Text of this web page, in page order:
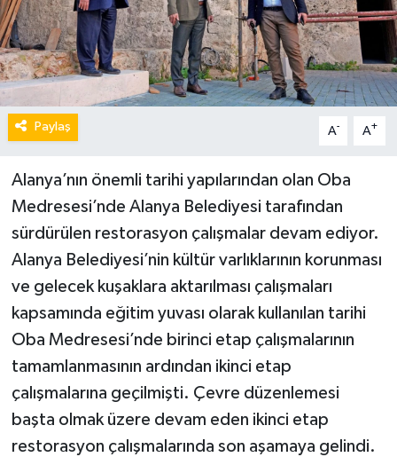
Paylaş A- A+
Alanya’nın önemli tarihi yapılarından olan Oba
Medresesi’nde Alanya Belediyesi tarafından
sürdürülen restorasyon çalışmalar devam ediyor.
Alanya Belediyesi’nin kültür varlıklarının korunması
ve gelecek kuşaklara aktarılması çalışmaları
kapsamında eğitim yuvası olarak kullanılan tarihi
Oba Medresesi’nde birinci etap çalışmalarının
tamamlanmasının ardından ikinci etap
çalışmalarına geçilmişti. Çevre düzenlemesi
başta olmak üzere devam eden ikinci etap
restorasyon çalışmalarında son aşamaya gelindi.